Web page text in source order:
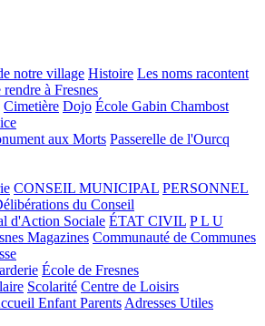
notre village Histoire Les noms racontent
rendre à Fresnes
Cimetière Dojo École Gabin Chambost
aux Morts Passerelle de l'Ourcq
CONSEIL MUNICIPAL PERSONNEL
du Conseil
d'Action Sociale ÉTAT CIVIL P L U
Magazines Communauté de Communes
École de Fresnes
Scolarité Centre de Loisirs
Enfant Parents Adresses Utiles